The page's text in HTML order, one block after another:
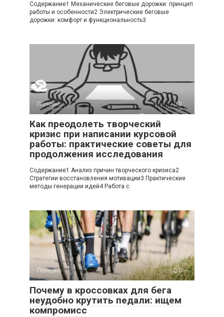
Содержание1 Механические беговые дорожки: принцип
работы и особенности2 Электрические беговые
дорожки: комфорт и функциональность3
Полезно 0
Как преодолеть творческий
кризис при написании курсовой
работы: практические советы для
продолжения исследования
Содержание1 Анализ причин творческого кризиса2
Стратегии восстановления мотивации3 Практические
методы генерации идей4 Работа с
Полезно 0
Почему в кроссовках для бега
неудобно крутить педали: ищем
компромисс